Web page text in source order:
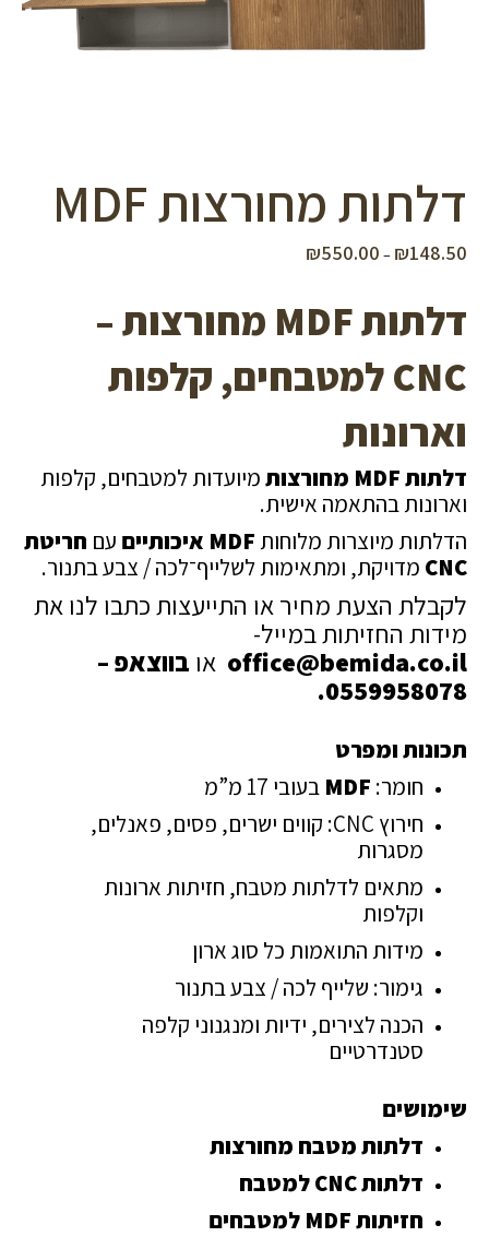
סמן קישורים
דלתות מחורצות MDF
₪148.50
–
₪550.00
עד
דלתות MDF מחורצות –
CNC למטבחים, קלפות
וארונות
דלתות MDF מחורצות
מיועדות למטבחים, קלפות
וארונות בהתאמה אישית.
הדלתות מיוצרות מלוחותMDF איכותיים עם חריטת
CNC מדויקת, ומתאימות לשלייף־לכה / צבע בתנור.
לקבלת הצעת מחיר או התייעצות כתבו לנו את
מידות החזיתות במייל-
office@bemida.co.il או בווצאפ –
0559958078.
תכונות ומפרט
חומר: MDF בעובי 17 מ”מ
חירוץ CNC: קווים ישרים, פסים, פאנלים,
מסגרות
מתאים לדלתות מטבח, חזיתות ארונות
וקלפות
מידות התואמות כל סוג ארון
גימור: שלייף לכה / צבע בתנור
הכנה לצירים, ידיות ומנגנוני קלפה
סטנדרטיים
שימושים
דלתות מטבח מחורצות
דלתות CNC למטבח
חזיתות MDF למטבחים